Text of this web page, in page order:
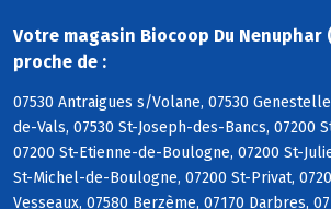
Votre magasin Biocoop Du Nenuphar
proche de :
07530 Antraigues s/Volane, 07530
de-Vals, 07530 St-Joseph-des-Bancs, 07200
07200 St-Etienne-de-Boulogne, 07200 St-
St-Michel-de-Boulogne, 07200 St-Privat,
Vesseaux, 07580 Berzème, 07170 Darbres,